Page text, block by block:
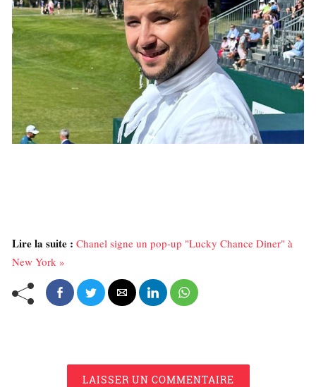
Lire la suite : Chanel signe un pop-up "Lucky Chance Diner" à
New York »
LAISSER UN COMMENTAIRE